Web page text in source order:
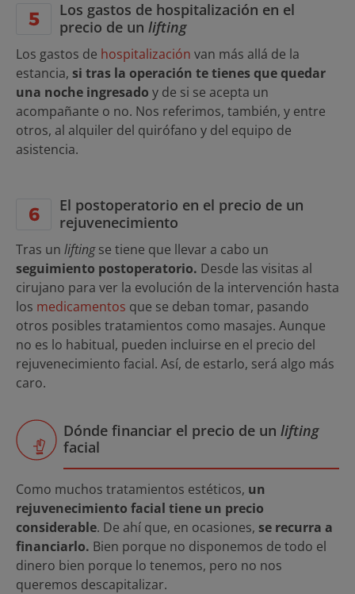
Los gastos de hospitalización en el
precio de un lifting
Los gastos de hospitalización van más allá de la
estancia, si tras la operación te tienes que quedar
una noche ingresado y de si se acepta un
acompañante o no. Nos referimos, también, y entre
otros, al alquiler del quirófano y del equipo de
asistencia.
El postoperatorio en el precio de un
rejuvenecimiento
Tras un liftingse tiene que llevar a cabo un
seguimiento postoperatorio. Desde las visitas al
cirujano para ver la evolución de la intervención hasta
los medicamentos que se deban tomar, pasando
otros posibles tratamientos como masajes. Aunque
no es lo habitual, pueden incluirse en el precio del
rejuvenecimiento facial. Así, de estarlo, será algo más
caro.
Dónde financiar el precio de un lifting
facial
Como muchos tratamientos estéticos, un
rejuvenecimiento facial tiene un precio
considerable. De ahí que, en ocasiones, se recurra a
financiarlo. Bien porque no disponemos de todo el
dinero bien porque lo tenemos, pero no nos
queremos descapitalizar.